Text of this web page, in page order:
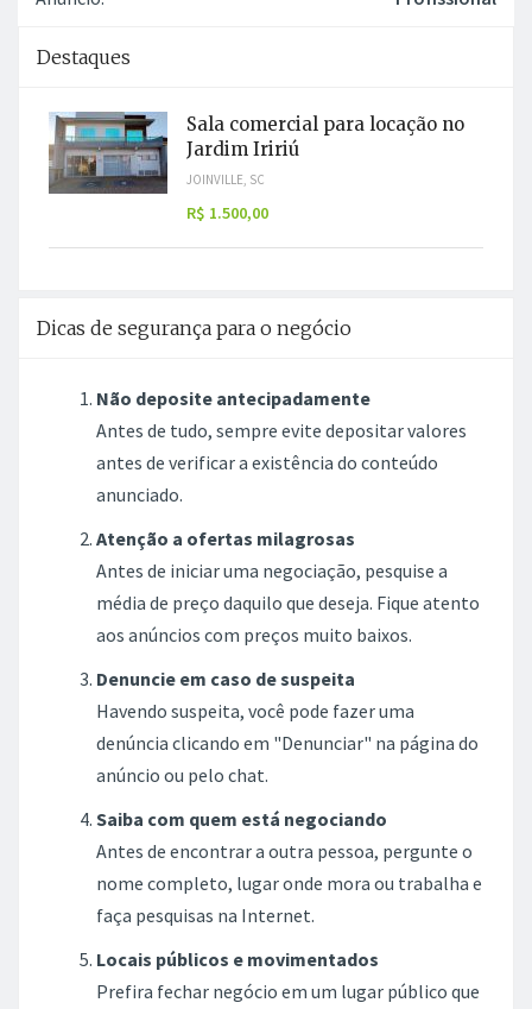
Destaques
Sala comercial para locação no
Jardim Iririú
JOINVILLE, SC
R$ 1.500,00
Dicas de segurança para o negócio
Não deposite antecipadamente
Antes de tudo, sempre evite depositar valores
antes de verificar a existência do conteúdo
anunciado.
Atenção a ofertas milagrosas
Antes de iniciar uma negociação, pesquise a
média de preço daquilo que deseja. Fique atento
aos anúncios com preços muito baixos.
Denuncie em caso de suspeita
Havendo suspeita, você pode fazer uma
denúncia clicando em "Denunciar" na página do
anúncio ou pelo chat.
Saiba com quem está negociando
Antes de encontrar a outra pessoa, pergunte o
nome completo, lugar onde mora ou trabalha e
faça pesquisas na Internet.
Locais públicos e movimentados
Prefira fechar negócio em um lugar público que